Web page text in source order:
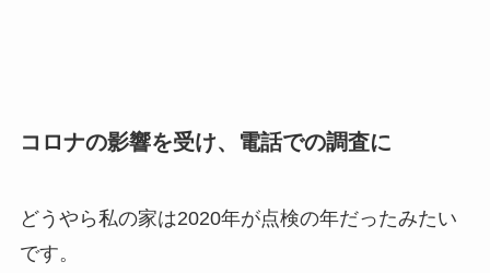
コロナの影響を受け、電話での調査に
どうやら私の家は2020年が点検の年だったみたい
です。